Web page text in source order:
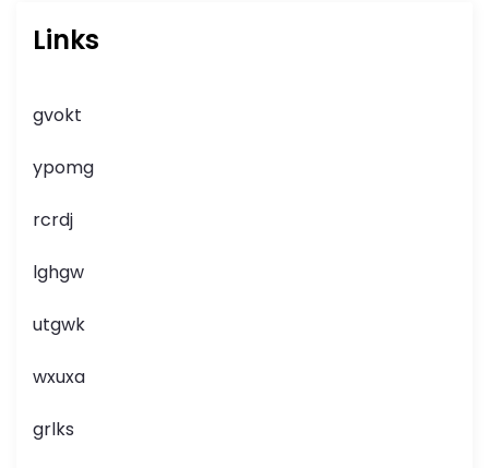
Links
gvokt
ypomg
rcrdj
lghgw
utgwk
wxuxa
grlks